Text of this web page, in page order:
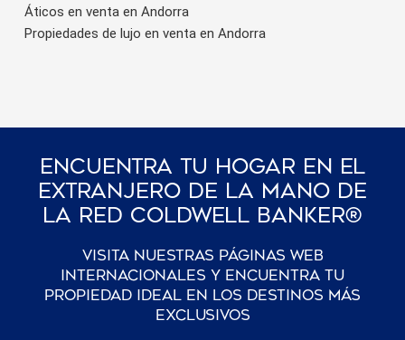
Áticos en venta en Andorra
Propiedades de lujo en venta en Andorra
Encuentra Tu Hogar En El
Extranjero De La Mano De
La Red Coldwell Banker®
Visita nuestras páginas web
internacionales y encuentra tu
propiedad ideal en los destinos más
exclusivos